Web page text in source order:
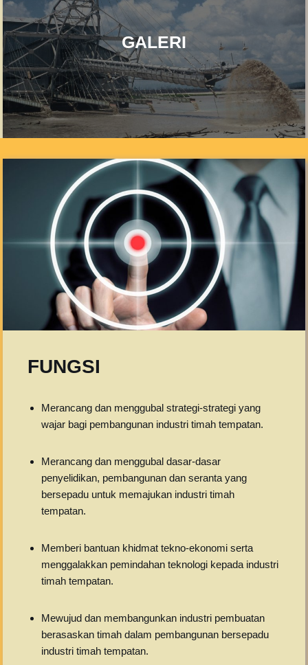
GALERI
FUNGSI
Merancang dan menggubal strategi-strategi yang
wajar bagi pembangunan industri timah tempatan.
Merancang dan menggubal dasar-dasar
penyelidikan, pembangunan dan seranta yang
bersepadu untuk memajukan industri timah
tempatan.
Memberi bantuan khidmat tekno-ekonomi serta
menggalakkan pemindahan teknologi kepada industri
timah tempatan.
Mewujud dan membangunkan industri pembuatan
berasaskan timah dalam pembangunan bersepadu
industri timah tempatan.